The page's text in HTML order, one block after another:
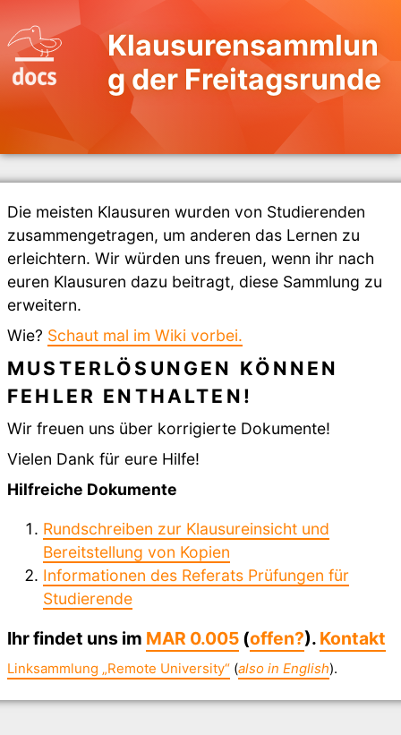
Klausurensammlun
g der Freitagsrunde
Die meisten Klausuren wurden von Studierenden
zusammengetragen, um anderen das Lernen zu
erleichtern. Wir würden uns freuen, wenn ihr nach
euren Klausuren dazu beitragt, diese Sammlung zu
erweitern.
Wie? Schaut mal im Wiki vorbei.
MUSTERLÖSUNGEN KÖNNEN
FEHLER ENTHALTEN!
Wir freuen uns über korrigierte Dokumente!
Vielen Dank für eure Hilfe!
Hilfreiche Dokumente
Rundschreiben zur Klausureinsicht und
Bereitstellung von Kopien
Informationen des Referats Prüfungen für
Studierende
Ihr findet uns im MAR 0.005 (offen?). Kontakt
Linksammlung „Remote University“ (also in English).